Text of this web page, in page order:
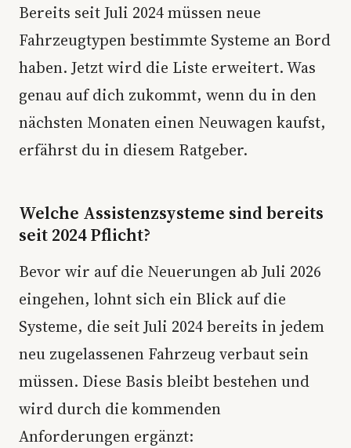
Bereits seit Juli 2024 müssen neue
Fahrzeugtypen bestimmte Systeme an Bord
haben. Jetzt wird die Liste erweitert. Was
genau auf dich zukommt, wenn du in den
nächsten Monaten einen Neuwagen kaufst,
erfährst du in diesem Ratgeber.
Welche Assistenzsysteme sind bereits
seit 2024 Pflicht?
Bevor wir auf die Neuerungen ab Juli 2026
eingehen, lohnt sich ein Blick auf die
Systeme, die seit Juli 2024 bereits in jedem
neu zugelassenen Fahrzeug verbaut sein
müssen. Diese Basis bleibt bestehen und
wird durch die kommenden
Anforderungen ergänzt: